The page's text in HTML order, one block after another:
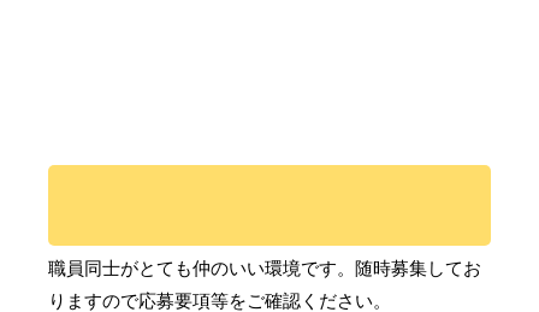
職員同士がとても仲のいい環境です。随時募集してお
りますので応募要項等をご確認ください。